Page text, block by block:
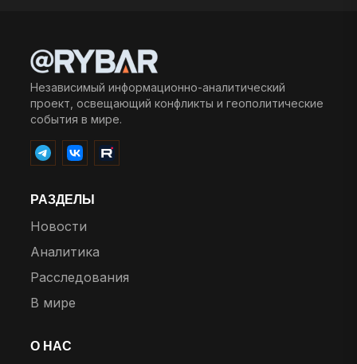
Независимый информационно-аналитический
проект, освещающий конфликты и геополитические
события в мире.
РАЗДЕЛЫ
Новости
Аналитика
Расследования
В мире
О НАС